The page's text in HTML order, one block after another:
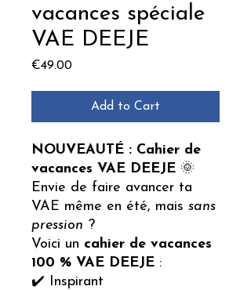
vacances spéciale
VAE DEEJE
€49.00Price
Add to Cart
NOUVEAUTÉ : Cahier de
vacances VAE DEEJE 🌞
Envie de faire avancer ta
VAE même en été, mais sans
pression ?
Voici un cahier de vacances
100 % VAE DEEJE :
✔️ Inspirant